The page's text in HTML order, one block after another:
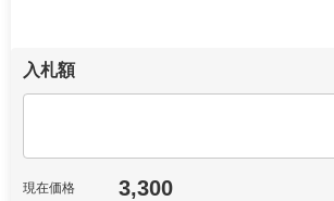
入札額
現在価格 3,300